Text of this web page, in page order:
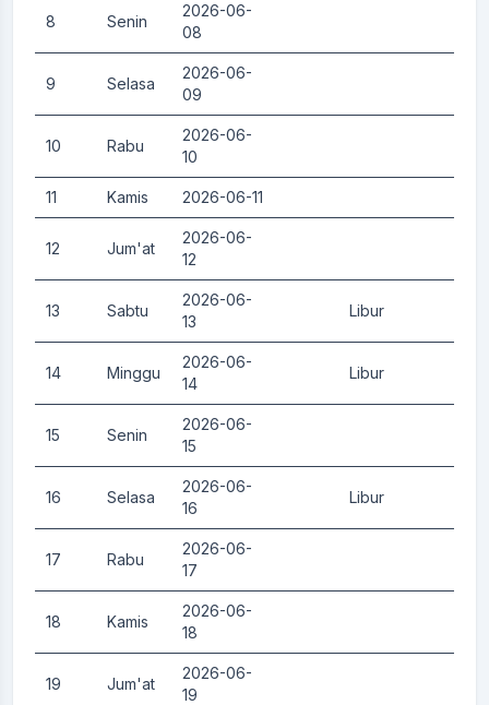
8 Senin
2026-06-
08
9 Selasa
2026-06-
09
10 Rabu
2026-06-
10
11 Kamis 2026-06-11
12 Jum'at
2026-06-
12
13 Sabtu
2026-06-
13
Libur
14 Minggu
2026-06-
14
Libur
15 Senin
2026-06-
15
16 Selasa
2026-06-
16
Libur
17 Rabu
2026-06-
17
18 Kamis
2026-06-
18
19 Jum'at
2026-06-
19